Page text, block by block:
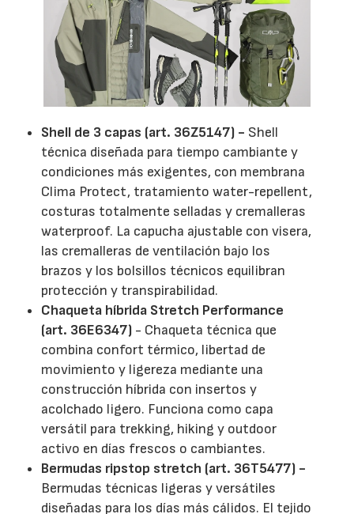
Shell de 3 capas (art. 36Z5147) - Shell
técnica diseñada para tiempo cambiante y
condiciones más exigentes, con membrana
Clima Protect, tratamiento water-repellent,
costuras totalmente selladas y cremalleras
waterproof. La capucha ajustable con visera,
las cremalleras de ventilación bajo los
brazos y los bolsillos técnicos equilibran
protección y transpirabilidad.
Chaqueta híbrida Stretch Performance
(art. 36E6347) - Chaqueta técnica que
combina confort térmico, libertad de
movimiento y ligereza mediante una
construcción híbrida con insertos y
acolchado ligero. Funciona como capa
versátil para trekking, hiking y outdoor
activo en días frescos o cambiantes.
Bermudas ripstop stretch (art. 36T5477) -
Bermudas técnicas ligeras y versátiles
diseñadas para los días más cálidos. El tejido